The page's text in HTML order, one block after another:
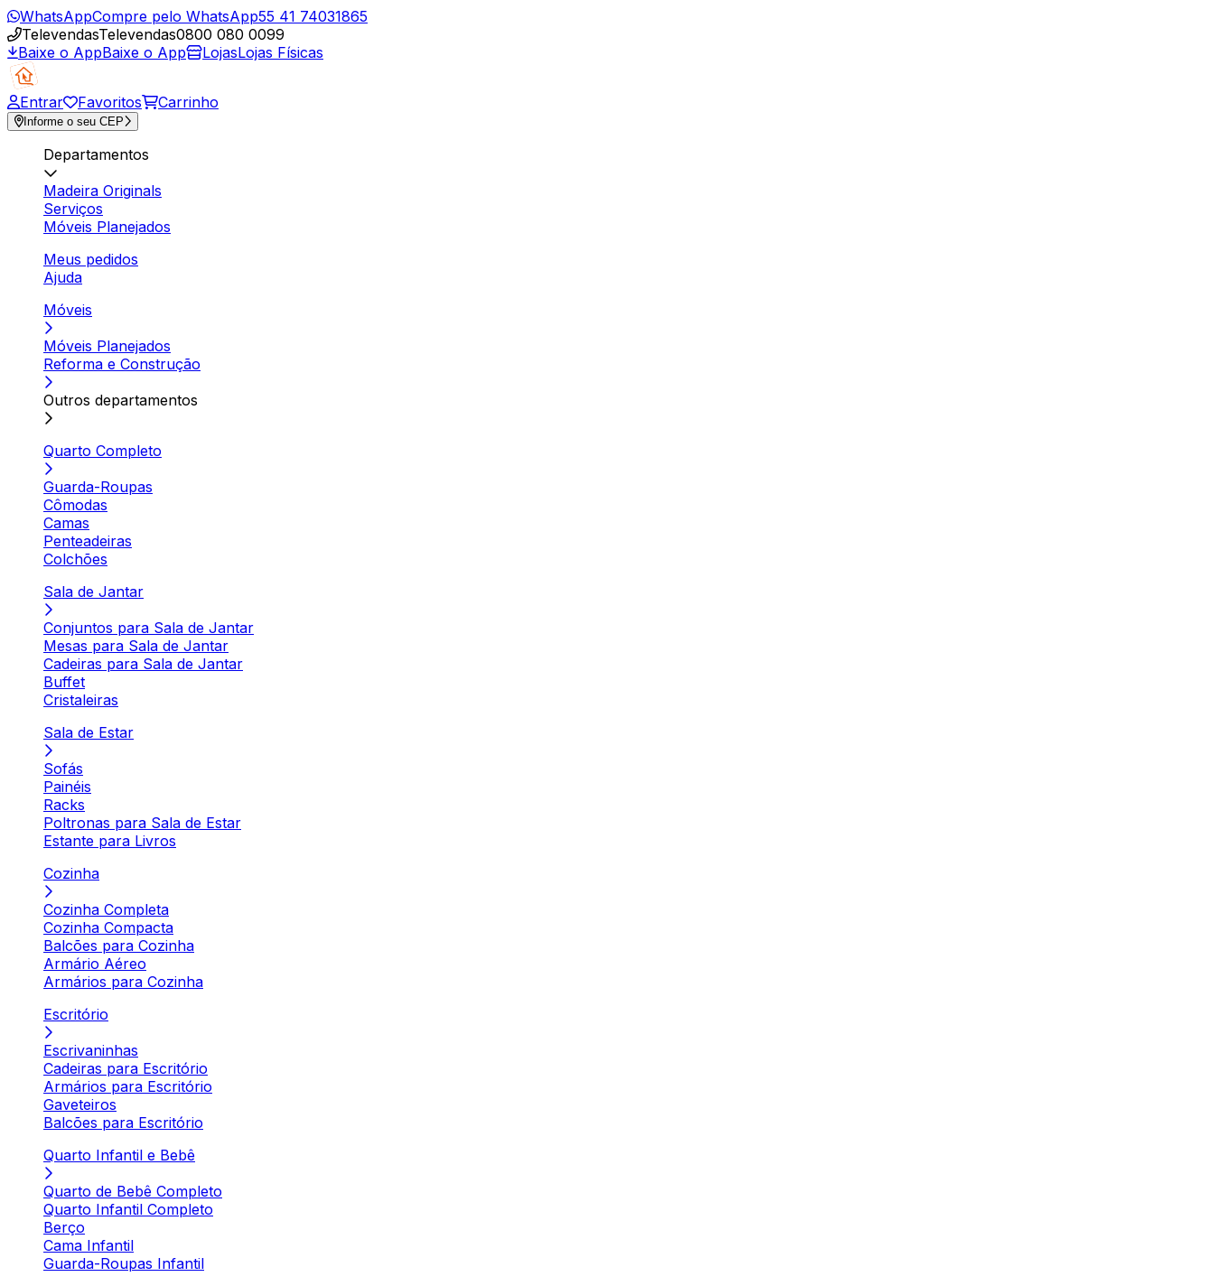
WhatsAppCompre pelo WhatsApp55 41 74031865
TelevendasTelevendas0800 080 0099
Baixe o AppBaixe o App LojasLojas Físicas
Entrar Favoritos Carrinho
Informe o seu CEP
Departamentos
Madeira Originals
Serviços
Móveis Planejados
Meus pedidos
Ajuda
Móveis
Móveis Planejados
Reforma e Construção
Outros departamentos
Quarto Completo
Guarda-Roupas
Cômodas
Camas
Penteadeiras
Colchões
Sala de Jantar
Conjuntos para Sala de Jantar
Mesas para Sala de Jantar
Cadeiras para Sala de Jantar
Buffet
Cristaleiras
Sala de Estar
Sofás
Painéis
Racks
Poltronas para Sala de Estar
Estante para Livros
Cozinha
Cozinha Completa
Cozinha Compacta
Balcões para Cozinha
Armário Aéreo
Armários para Cozinha
Escritório
Escrivaninhas
Cadeiras para Escritório
Armários para Escritório
Gaveteiros
Balcões para Escritório
Quarto Infantil e Bebê
Quarto de Bebê Completo
Quarto Infantil Completo
Berço
Cama Infantil
Guarda-Roupas Infantil